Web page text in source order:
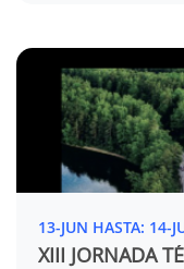
13-JUN HASTA: 14-
XIII JORNADA